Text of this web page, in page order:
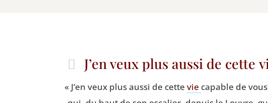
J’en veux plus aussi de cette
« J’en veux plus aus­si de cette vie capable de